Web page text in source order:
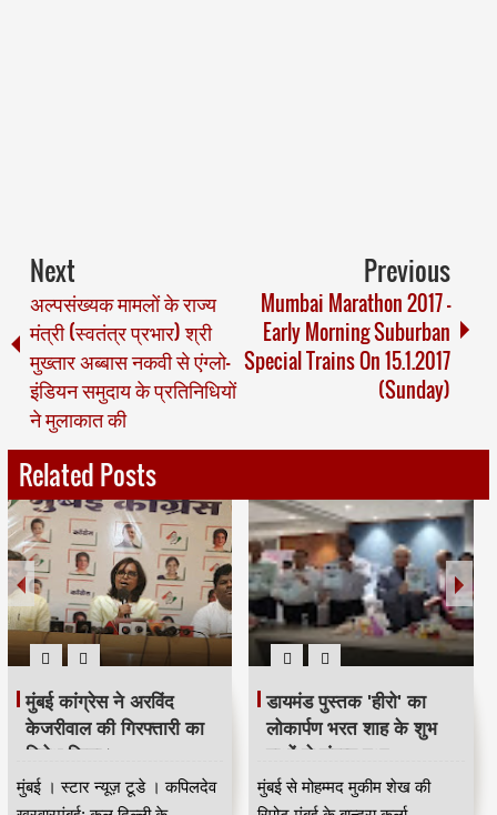
Next
अल्पसंख्यक मामलों के राज्य
मंत्री (स्वतंत्र प्रभार) श्री
मुख्तार अब्बास नकवी से एंग्लो-
इंडियन समुदाय के प्रतिनिधियों
ने मुलाकात की
Previous
Mumbai Marathon 2017 –
Early Morning Suburban
Special Trains On 15.1.2017
(Sunday)
Related Posts
पुस्तक 'हीरो' का
भरत शाह के शुभ
से संपन्न हुआ
से मोहम्मद मुकीम शेख की
मजिंदर खरवार ने संगठन को
मजबूत बनाने की अपील की।
नई दिल्ली से मुंबई के वरिष्ठ पत्रकार
कपिलदेव खरवार की रिपोर्ट।खरवार